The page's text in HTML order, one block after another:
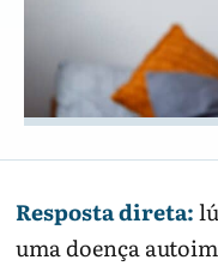
Resposta direta:
uma doença